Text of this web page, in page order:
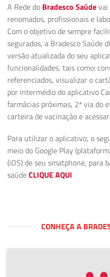
A Rede do Bradesco Saúdevai
renomados, profissionais e
Com o objetivo de sempre
segurados, a Bradesco Saúde
versão atualizada do seu
funcionalidades, tais como:
referenciados, visualizar o
por intermédio do aplicativo
farmácias próximas, 2ª via do
carteira de vacinação e
Para utilizar o aplicativo, o
meio do Google Play
(iOS) de seu smatphone, para
saúdeCLIQUE AQUI
CONHEÇA A